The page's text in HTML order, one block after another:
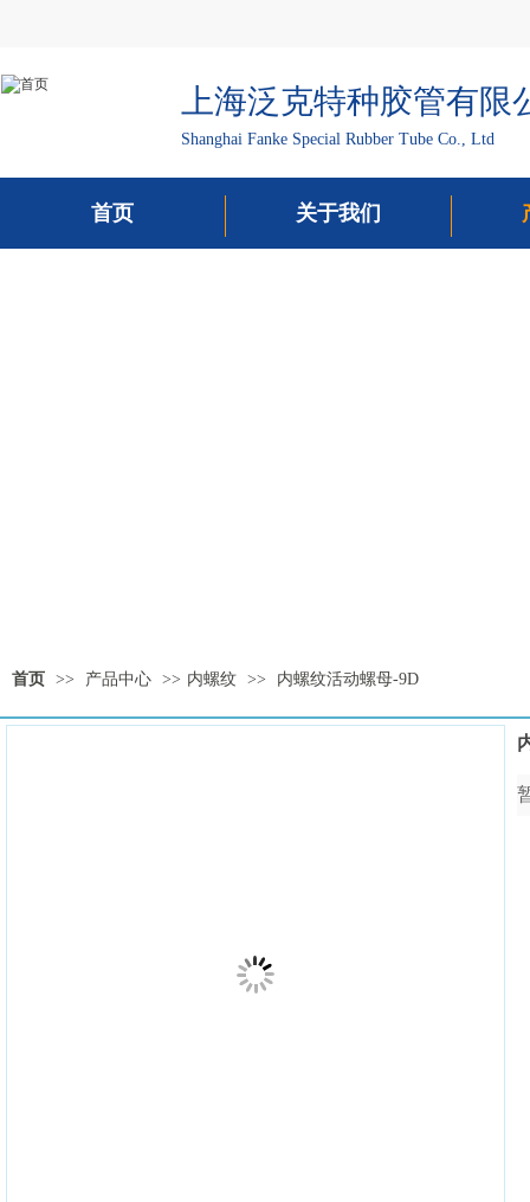
上海泛克特种胶管有限
Shanghai Fanke Special Rubber Tube Co., Ltd
首页 关于我们
首页 >> 产品中心 >> 内螺纹 >> 内螺纹活动螺母-9D